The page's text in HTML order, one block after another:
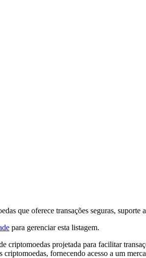
que oferece transações seguras, suporte
para gerenciar esta listagem.
criptomoedas projetada para facilitar
fornecendo acesso a um